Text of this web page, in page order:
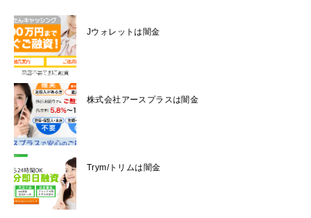
Jウォレットは闇金
株式会社アースプラスは闇金
Trym/トリムは闇金